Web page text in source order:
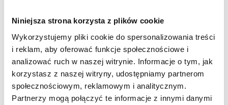
Niniejsza strona korzysta z plików cookie
Wykorzystujemy pliki cookie do spersonalizowania treści
i reklam, aby oferować funkcje społecznościowe i
analizować ruch w naszej witrynie. Informacje o tym, jak
korzystasz z naszej witryny, udostępniamy partnerom
społecznościowym, reklamowym i analitycznym.
Partnerzy mogą połączyć te informacje z innymi danymi